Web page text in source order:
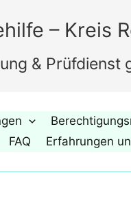
– Kreis
& Prüfdienst
FAQ Erfahrungen